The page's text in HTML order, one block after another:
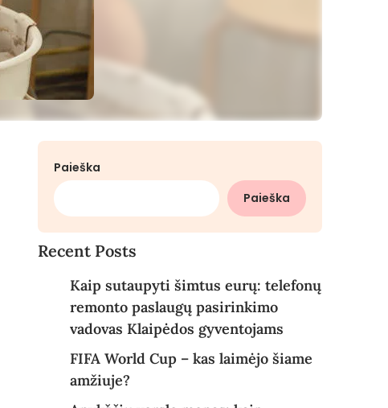
Paieška
Paieška
Recent Posts
Kaip sutaupyti šimtus eurų: telefonų
remonto paslaugų pasirinkimo
vadovas Klaipėdos gyventojams
FIFA World Cup – kas laimėjo šiame
amžiuje?